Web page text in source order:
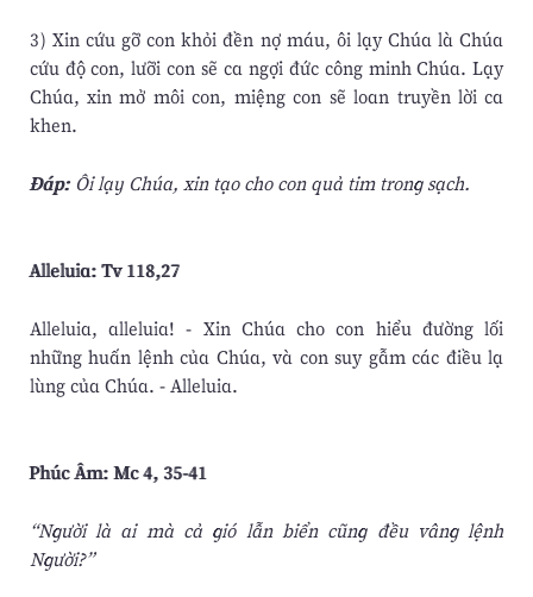
3) Xin cứu gỡ con khỏi đền nợ máu, ôi lạy Chúa là Chúa
cứu độ con, lưỡi con sẽ ca ngợi đức công minh Chúa. Lạy
Chúa, xin mở môi con, miệng con sẽ loan truyền lời ca
khen.
Ðáp:Ôi lạy Chúa, xin tạo cho con quả tim trong sạch.
Alleluia: Tv 118,27
Alleluia, alleluia! - Xin Chúa cho con hiểu đường lối
những huấn lệnh của Chúa, và con suy gẫm các điều lạ
lùng của Chúa. - Alleluia.
Phúc Âm: Mc 4, 35-41
“Người là ai mà cả gió lẫn biển cũng đều vâng lệnh
Người?”